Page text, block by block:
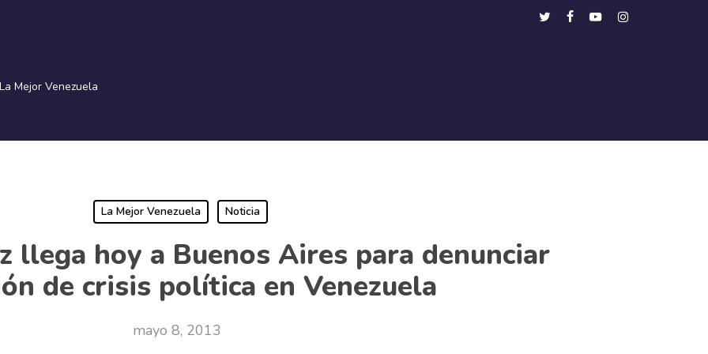
twitterfacebookyoutubeinstagram
La Mejor Venezuela
La Mejor Venezuela Noticia
llega hoy a Buenos Aires para denunciar
de crisis política en Venezuela
mayo 8, 2013